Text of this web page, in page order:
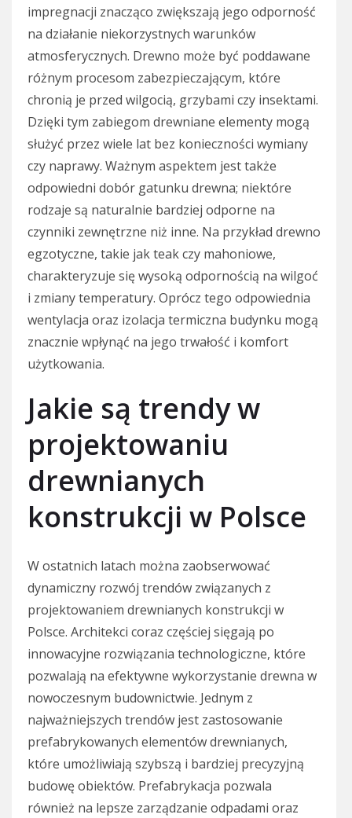
impregnacji znacząco zwiększają jego odporność
na działanie niekorzystnych warunków
atmosferycznych. Drewno może być poddawane
różnym procesom zabezpieczającym, które
chronią je przed wilgocią, grzybami czy insektami.
Dzięki tym zabiegom drewniane elementy mogą
służyć przez wiele lat bez konieczności wymiany
czy naprawy. Ważnym aspektem jest także
odpowiedni dobór gatunku drewna; niektóre
rodzaje są naturalnie bardziej odporne na
czynniki zewnętrzne niż inne. Na przykład drewno
egzotyczne, takie jak teak czy mahoniowe,
charakteryzuje się wysoką odpornością na wilgoć
i zmiany temperatury. Oprócz tego odpowiednia
wentylacja oraz izolacja termiczna budynku mogą
znacznie wpłynąć na jego trwałość i komfort
użytkowania.
Jakie są trendy w
projektowaniu
drewnianych
konstrukcji w Polsce
W ostatnich latach można zaobserwować
dynamiczny rozwój trendów związanych z
projektowaniem drewnianych konstrukcji w
Polsce. Architekci coraz częściej sięgają po
innowacyjne rozwiązania technologiczne, które
pozwalają na efektywne wykorzystanie drewna w
nowoczesnym budownictwie. Jednym z
najważniejszych trendów jest zastosowanie
prefabrykowanych elementów drewnianych,
które umożliwiają szybszą i bardziej precyzyjną
budowę obiektów. Prefabrykacja pozwala
również na lepsze zarządzanie odpadami oraz